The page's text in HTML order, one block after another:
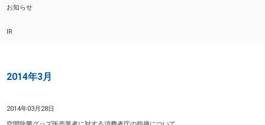
お知らせ
IR
2014年3月
2014年03月28日